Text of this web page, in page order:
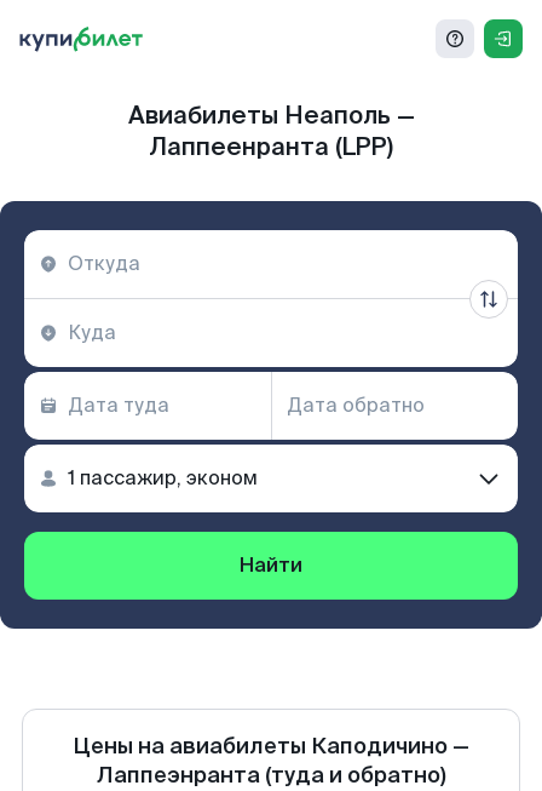
Авиабилеты Неаполь —
Лаппеенранта (LPP)
Найти
Цены на авиабилеты Каподичино —
Лаппеэнранта (туда и обратно)